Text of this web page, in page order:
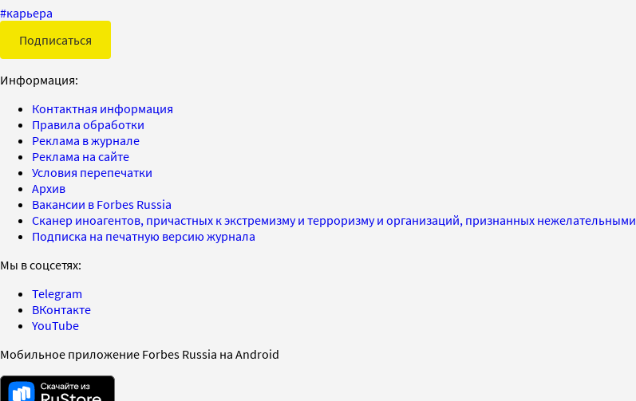
#карьера
Подписаться
Информация:
Контактная информация
Правила обработки
Реклама в журнале
Реклама на сайте
Условия перепечатки
Архив
Вакансии в Forbes Russia
Сканер иноагентов, причастных к экстремизму и терроризму и организаций, признанных нежелательными
Подписка на печатную версию журнала
Мы в соцсетях:
Telegram
ВКонтакте
YouTube
Мобильное приложение Forbes Russia на Android